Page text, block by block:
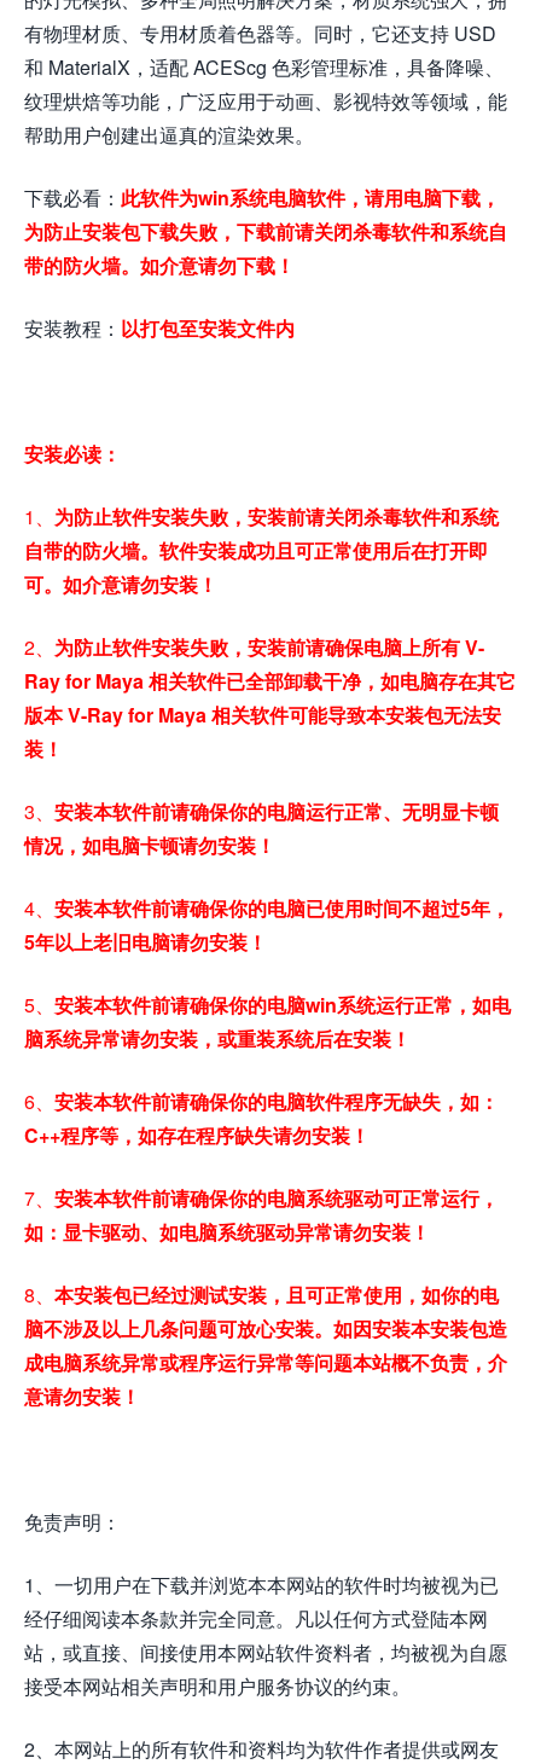
有物理材质、专用材质着色器等。同时，它还支持 USD
和 MaterialX，适配 ACEScg 色彩管理标准，具备降噪、
纹理烘焙等功能，广泛应用于动画、影视特效等领域，能
帮助用户创建出逼真的渲染效果。
下载必看： 此软件为win系统电脑软件，请用电脑下载，
为防止安装包下载失败，下载前请关闭杀毒软件和系统自
带的防火墙。如介意请勿下载！
安装教程： 以打包至安装文件内
安装必读：
1、 为防止软件安装失败，安装前请关闭杀毒软件和系统
自带的防火墙。软件安装成功且可正常使用后在打开即
可。如介意请勿安装！
2、 为防止软件安装失败，安装前请确保电脑上所有 V-
Ray for Maya 相关软件已全部卸载干净，如电脑存在其它
版本 V-Ray for Maya 相关软件可能导致本安装包无法安
装！
3、 安装本软件前请确保你的电脑运行正常、无明显卡顿
情况，如电脑卡顿请勿安装！
4、 安装本软件前请确保你的电脑已使用时间不超过5年，
5年以上老旧电脑请勿安装！
5、 安装本软件前请确保你的电脑win系统运行正常，如电
脑系统异常请勿安装，或重装系统后在安装！
6、 安装本软件前请确保你的电脑软件程序无缺失，如：
C++程序等，如存在程序缺失请勿安装！
7、 安装本软件前请确保你的电脑系统驱动可正常运行，
如：显卡驱动、如电脑系统驱动异常请勿安装！
8、 本安装包已经过测试安装，且可正常使用，如你的电
脑不涉及以上几条问题可放心安装。如因安装本安装包造
成电脑系统异常或程序运行异常等问题本站概不负责，介
意请勿安装！
免责声明：
1、一切用户在下载并浏览本本网站的软件时均被视为已
经仔细阅读本条款并完全同意。凡以任何方式登陆本网
站，或直接、间接使用本网站软件资料者，均被视为自愿
接受本网站相关声明和用户服务协议的约束。
2、本网站上的所有软件和资料均为软件作者提供或网友